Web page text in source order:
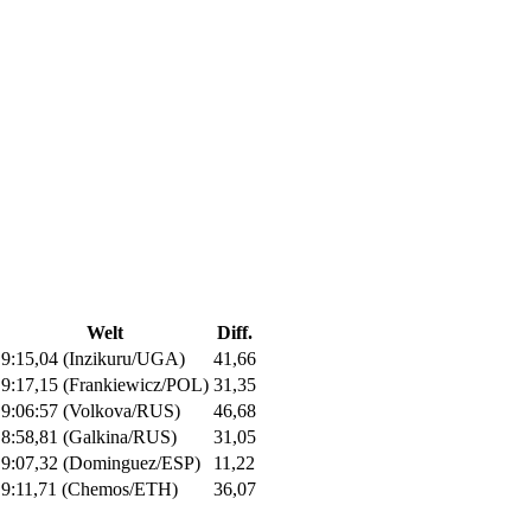
Welt
Diff.
9:15,04 (Inzikuru/UGA)
41,66
9:17,15 (Frankiewicz/POL) 31,35
9:06:57 (Volkova/RUS)
46,68
8:58,81 (Galkina/RUS)
31,05
9:07,32 (Dominguez/ESP)
11,22
9:11,71 (Chemos/ETH) 36,07